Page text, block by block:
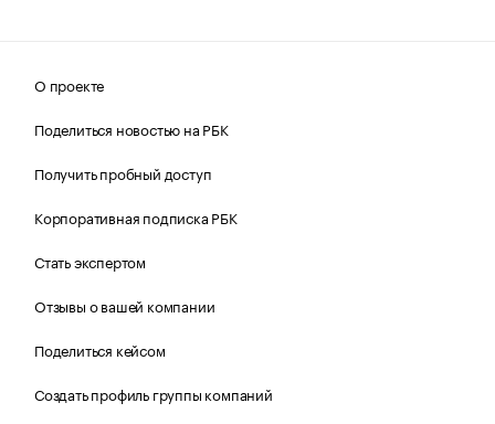
О проекте
Поделиться новостью на РБК
Получить пробный доступ
Корпоративная подписка РБК
Стать экспертом
Отзывы о вашей компании
Поделиться кейсом
Создать профиль группы компаний